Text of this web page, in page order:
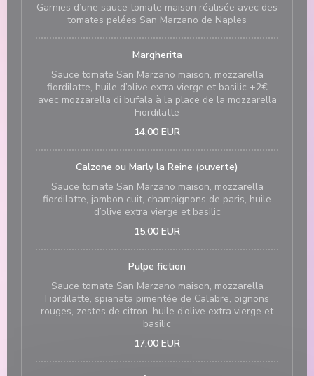
Garnies d’une sauce tomate maison réalisée avec des
tomates pelées San Marzano de Naples
Margherita
Sauce tomate San Marzano maison, mozzarella
fiordilatte, huile d’olive extra vierge et basilic +2€
avec mozzarella di bufala à la place de la mozzarella
Fiordilatte
14,00 EUR
Calzone ou Marly la Reine (ouverte)
Sauce tomate San Marzano maison, mozzarella
fiordilatte, jambon cuit, champignons de paris, huile
d’olive extra vierge et basilic
15,00 EUR
Pulpe fiction
Sauce tomate San Marzano maison, mozzarella
Fiordilatte, spianata pimentée de Calabre, oignons
rouges, zestes de citron, huile d’olive extra vierge et
basilic
17,00 EUR